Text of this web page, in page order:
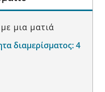
μια ματιά
διαμερίσματος:4